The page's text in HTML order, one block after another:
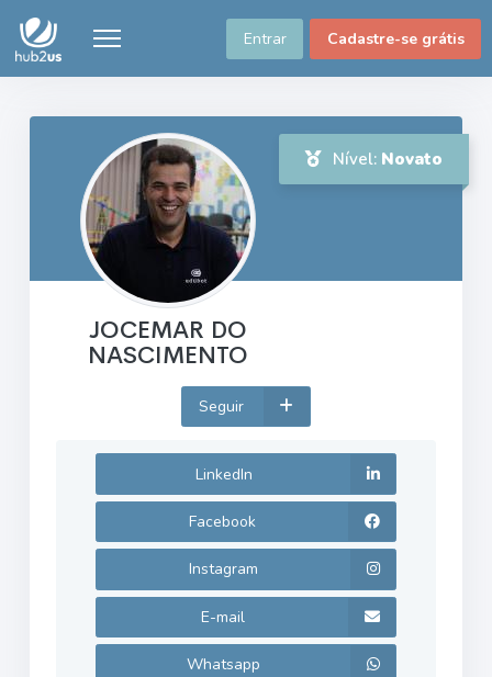
Entrar Cadastre-se grátis
Nível: Novato
JOCEMAR DO
NASCIMENTO
Seguir
LinkedIn
Facebook
Instagram
E-mail
Whatsapp